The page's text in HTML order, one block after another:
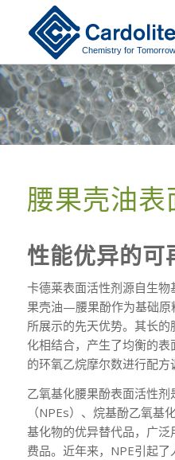
腰果壳油表
性能优异的可
卡德莱表面活性剂源自生物
果壳油—腰果酚作为基础原
所展示的先天优势。其长
化相结合，产生了均衡的
的环氧乙烷摩尔数进行配方
乙氧基化腰果酚表面活性
（NPEs）、烷基酚乙氧基
基化物的优异替代品，广
费品。近年来，NPE引起